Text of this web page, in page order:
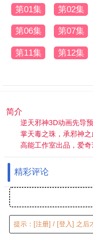
第01集 第02集
第06集 第07集
第11集 第12集
简介
逆天邪神3D动画先导预
掌天毒之珠，承邪神之
高能工作室出品，爱奇
精彩评论
提示： [注册] / [登入] 之后